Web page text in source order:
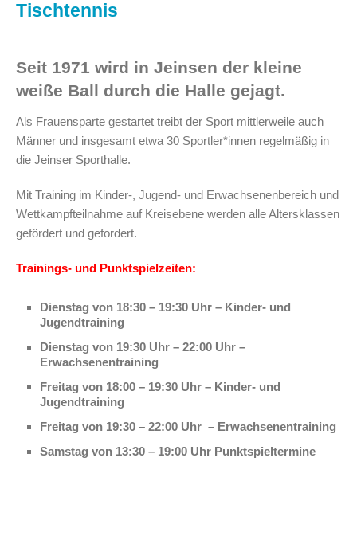
Tischtennis
Seit 1971 wird in Jeinsen der kleine
weiße Ball durch die Halle gejagt.
Als Frauensparte gestartet treibt der Sport mittlerweile auch
Männer und insgesamt etwa 30 Sportler*innen regelmäßig in
die Jeinser Sporthalle.
Mit Training im Kinder-, Jugend- und Erwachsenenbereich und
Wettkampfteilnahme auf Kreisebene werden alle Altersklassen
gefördert und gefordert.
Trainings- und Punktspielzeiten:
Dienstag von 18:30 – 19:30 Uhr – Kinder- und
Jugendtraining
Dienstag von 19:30 Uhr – 22:00 Uhr –
Erwachsenentraining
Freitag von 18:00 – 19:30 Uhr – Kinder- und
Jugendtraining
Freitag von 19:30 – 22:00 Uhr – Erwachsenentraining
Samstag von 13:30 – 19:00 Uhr Punktspieltermine